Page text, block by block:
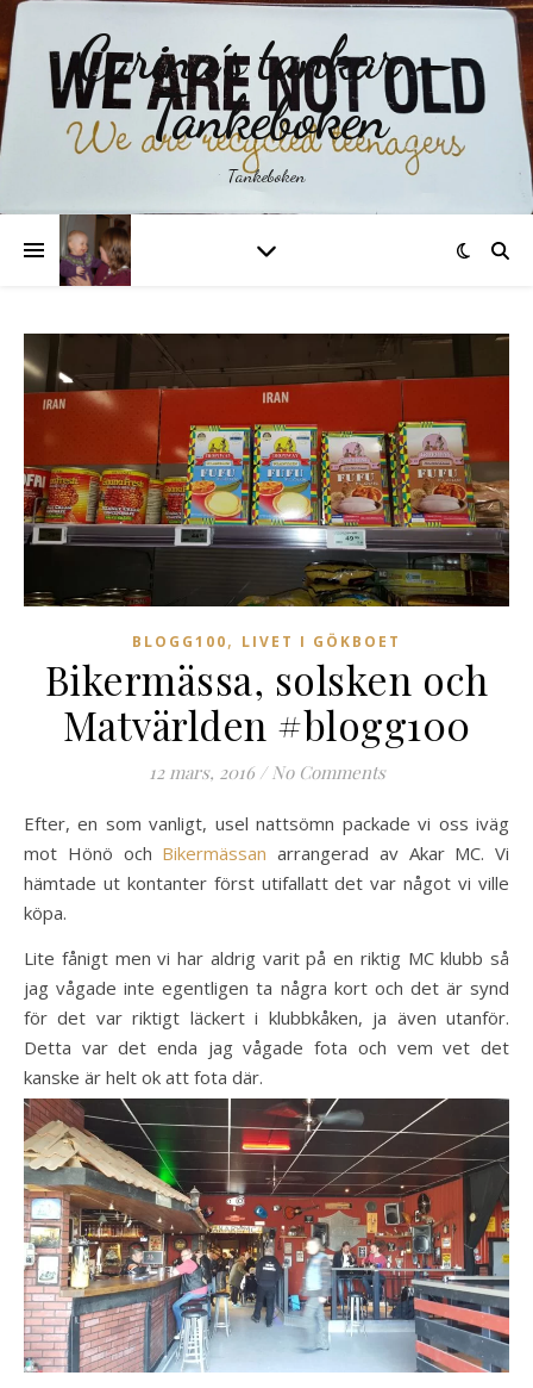
Carina´s tankar –
Tankeboken
Tankeboken
BLOGG100, LIVET I GÖKBOET
Bikermässa, solsken och
Matvärlden #blogg100
12 mars, 2016 / No Comments
Efter, en som vanligt, usel nattsömn packade vi oss iväg
mot Hönö och Bikermässan arrangerad av Akar MC. Vi
hämtade ut kontanter först utifallatt det var något vi ville
köpa.
Lite fånigt men vi har aldrig varit på en riktig MC klubb så
jag vågade inte egentligen ta några kort och det är synd
för det var riktigt läckert i klubbkåken, ja även utanför.
Detta var det enda jag vågade fota och vem vet det
kanske är helt ok att fota där.